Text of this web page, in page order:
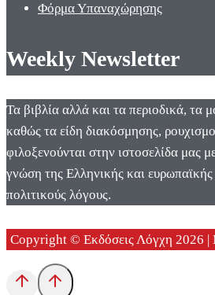
Φόρμα Υπαναχώρησης
Weekly Newsletter
Τα βιβλία αλλά και τα περιοδικά, τα
καθώς τα είδη διακόσμησης,
φιλοξενούνται στην ιστοσελίδα μας
γνώση της Ελληνικής και ευρωπαϊκής
πολιτικούς λόγους.
Copyright © Εκδόσεις Λόγχη 2026 |